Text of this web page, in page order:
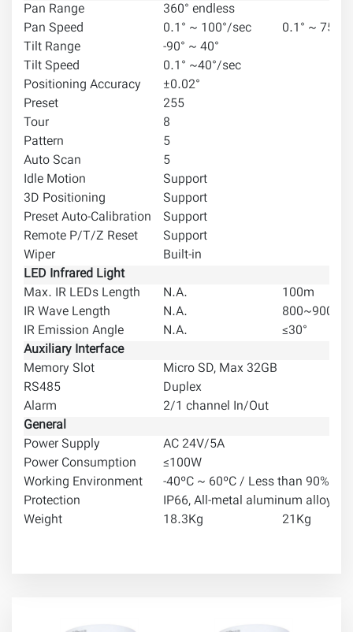
Pan Range
360° endless
Pan Speed
0.1° ~ 100°/sec
0.1° ~ 75°/
Tilt Range
-90° ~ 40°
Tilt Speed
0.1° ~40°/sec
Positioning Accuracy
±0.02°
Preset
255
Tour
8
Pattern
5
Auto Scan
5
Idle Motion
Support
3D Positioning
Support
Preset Auto-Calibration
Support
Remote P/T/Z Reset
Support
Wiper
Built-in
LED Infrared Light
Max. IR LEDs Length
N.A.
100m
IR Wave Length
N.A.
800~900nm
IR Emission Angle
N.A.
≤30°
Auxiliary Interface
Memory Slot
Micro SD, Max 32GB
RS485
Duplex
Alarm
2/1 channel In/Out
General
Power Supply
AC 24V/5A
Power Consumption
≤100W
Working Environment
-40ºC ~ 60ºC / Less than 90% RH
Protection
IP66, All-metal aluminum alloy,
Weight
18.3Kg 21Kg